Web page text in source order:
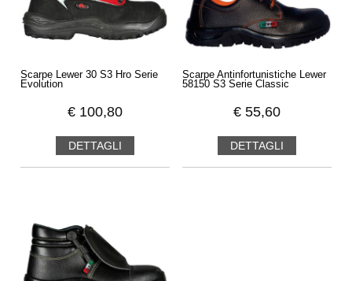
Scarpe Lewer 30 S3 Hro Serie
Evolution
€ 100,80
DETTAGLI
Scarpe Antinfortunistiche Lewer
58150 S3 Serie Classic
€ 55,60
DETTAGLI